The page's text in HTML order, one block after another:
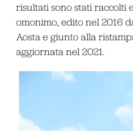
risultati sono stati raccolti
omonimo, edito nel 2016
Aosta e giunto alla
aggiornata nel 2021.